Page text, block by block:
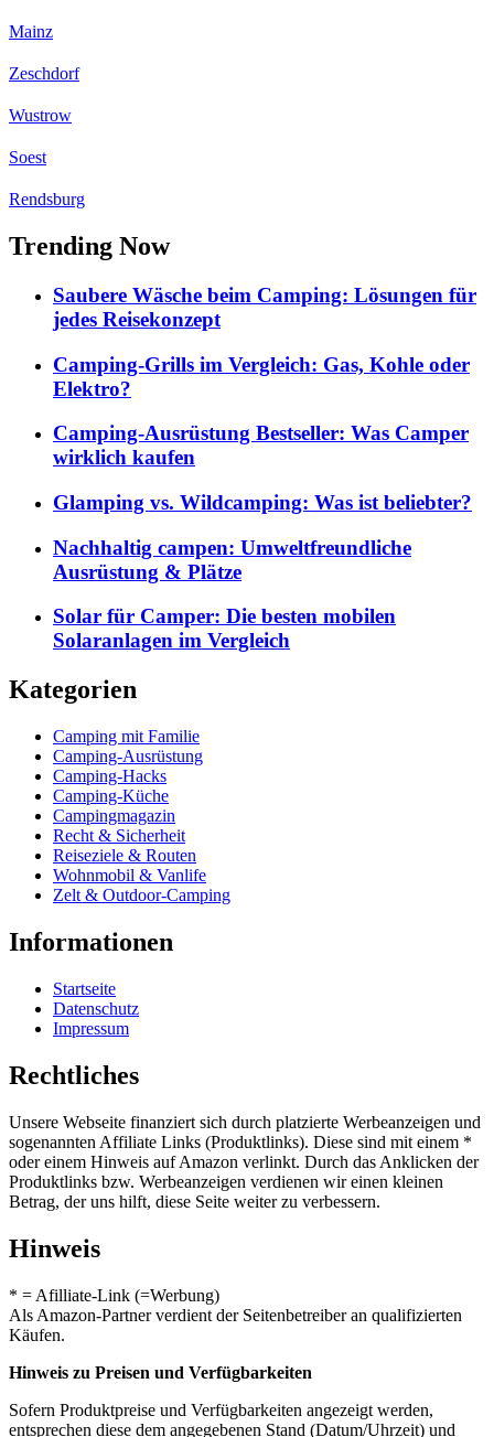
Mainz
Zeschdorf
Wustrow
Soest
Rendsburg
Trending Now
Saubere Wäsche beim Camping: Lösungen für
jedes Reisekonzept
Camping-Grills im Vergleich: Gas, Kohle oder
Elektro?
Camping-Ausrüstung Bestseller: Was Camper
wirklich kaufen
Glamping vs. Wildcamping: Was ist beliebter?
Nachhaltig campen: Umweltfreundliche
Ausrüstung & Plätze
Solar für Camper: Die besten mobilen
Solaranlagen im Vergleich
Kategorien
Camping mit Familie
Camping-Ausrüstung
Camping-Hacks
Camping-Küche
Campingmagazin
Recht & Sicherheit
Reiseziele & Routen
Wohnmobil & Vanlife
Zelt & Outdoor-Camping
Informationen
Startseite
Datenschutz
Impressum
Rechtliches
Unsere Webseite finanziert sich durch platzierte Werbeanzeigen und
sogenannten Affiliate Links (Produktlinks). Diese sind mit einem *
oder einem Hinweis auf Amazon verlinkt. Durch das Anklicken der
Produktlinks bzw. Werbeanzeigen verdienen wir einen kleinen
Betrag, der uns hilft, diese Seite weiter zu verbessern.
Hinweis
* = Afilliate-Link (=Werbung)
Als Amazon-Partner verdient der Seitenbetreiber an qualifizierten
Käufen.
Hinweis zu Preisen und Verfügbarkeiten
Sofern Produktpreise und Verfügbarkeiten angezeigt werden,
entsprechen diese dem angegebenen Stand (Datum/Uhrzeit) und